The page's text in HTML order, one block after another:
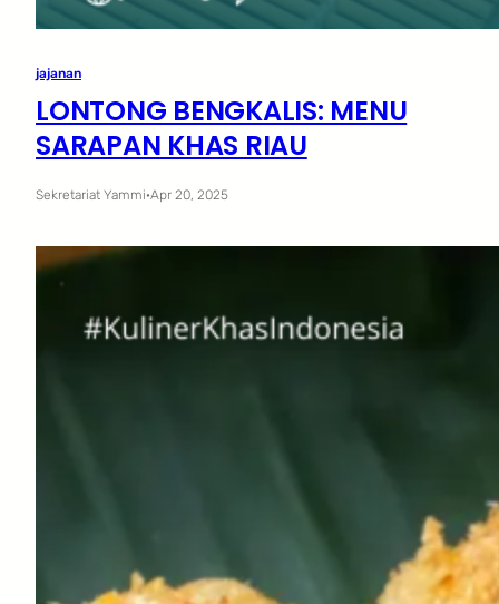
jajanan
LONTONG BENGKALIS: MENU
SARAPAN KHAS RIAU
Sekretariat Yammi·Apr 20, 2025